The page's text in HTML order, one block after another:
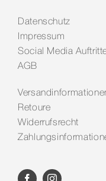
Datenschutz
Impressum
Social Media
AGB
Retoure
Widerrufsrecht